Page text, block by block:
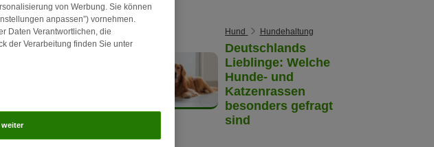
Hund Hundehaltung
Deutschlands
Lieblinge: Welche
Hunde- und
Katzenrassen
besonders gefragt
sind
von Werbung. Sie können
anpassen”) vornehmen.
Daten Verantwortlichen, die
der Verarbeitung finden Sie unter